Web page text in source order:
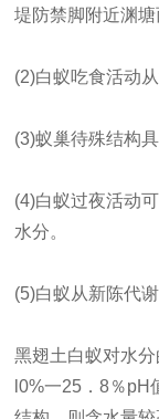
堤防禁脚附近渊塘
(2)白蚁吃食活动
(3)蚁巢待殊结构
(4)白蚁过夜活动
水分。
(5)白蚁从新陈代
黑翅土白蚁对水
l0%一25．8％